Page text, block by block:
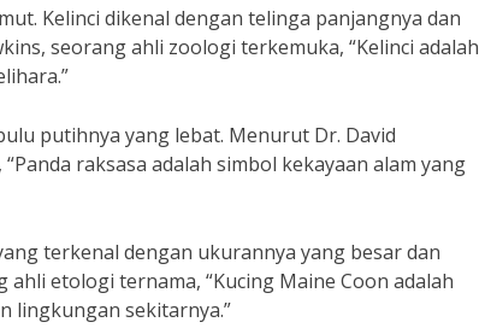
Kelinci dikenal dengan telinga panjangnya dan
seorang ahli zoologi terkemuka, “Kelinci adalah
putihnya yang lebat. Menurut Dr. David
raksasa adalah simbol kekayaan alam yang
terkenal dengan ukurannya yang besar dan
etologi ternama, “Kucing Maine Coon adalah
lingkungan sekitarnya.”